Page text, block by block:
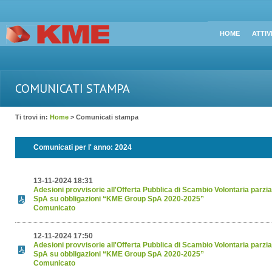
HOME
COMUNICATI STAMPA
Ti trovi in: Home > Comunicati stampa
Comunicati per l' anno: 2024
13-11-2024 18:31
Adesioni provvisorie all'Offerta Pubblica di Scambio Volontaria
SpA su obbligazioni “KME Group SpA 2020-2025”
Comunicato
12-11-2024 17:50
Adesioni provvisorie all'Offerta Pubblica di Scambio Volontaria
SpA su obbligazioni “KME Group SpA 2020-2025”
Comunicato